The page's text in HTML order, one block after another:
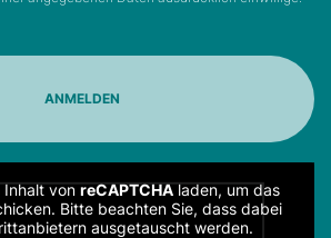
Inhalt vonreCAPTCHAladen, um das
Bitte beachten Sie, dass dabei
ausgetauscht werden.